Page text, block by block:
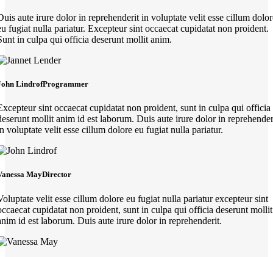
aute irure dolor in reprehenderit in voluptate velit esse cillum
fugiat nulla pariatur. Excepteur sint occaecat cupidatat non proident.
in culpa qui officia deserunt mollit anim.
LindrofProgrammer
sint occaecat cupidatat non proident, sunt in culpa qui officia
mollit anim id est laborum. Duis aute irure dolor in
voluptate velit esse cillum dolore eu fugiat nulla pariatur.
MayDirector
velit esse cillum dolore eu fugiat nulla pariatur excepteur sint
cupidatat non proident, sunt in culpa qui officia deserunt mollit
id est laborum. Duis aute irure dolor in reprehenderit.